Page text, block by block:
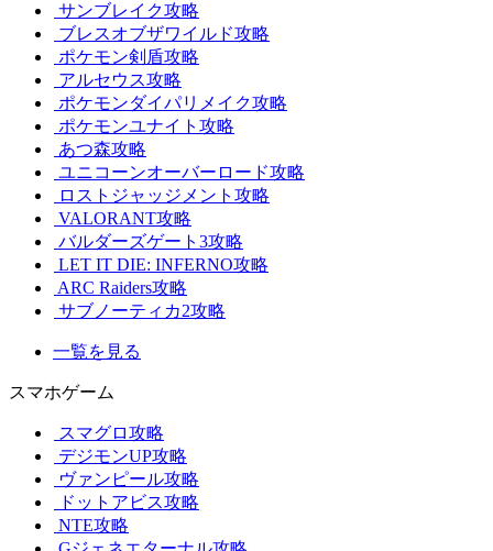
サンブレイク攻略
ブレスオブザワイルド攻略
ポケモン剣盾攻略
アルセウス攻略
ポケモンダイパリメイク攻略
ポケモンユナイト攻略
あつ森攻略
ユニコーンオーバーロード攻略
ロストジャッジメント攻略
VALORANT攻略
バルダーズゲート3攻略
LET IT DIE: INFERNO攻略
ARC Raiders攻略
サブノーティカ2攻略
一覧を見る
スマホゲーム
スマグロ攻略
デジモンUP攻略
ヴァンピール攻略
ドットアビス攻略
NTE攻略